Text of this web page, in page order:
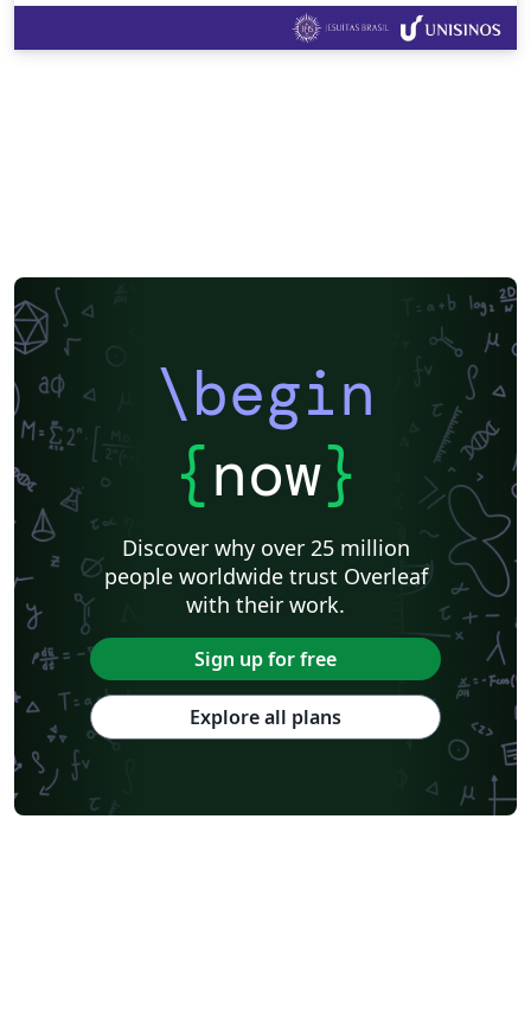
\begin
{now}
Discover why over 25 million
people worldwide trust Overleaf
with their work.
Sign up for free
Explore all plans